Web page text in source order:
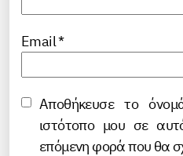
Email*
Αποθήκευσε το
ιστότοπο μου σε
επόμενη φορά που θα